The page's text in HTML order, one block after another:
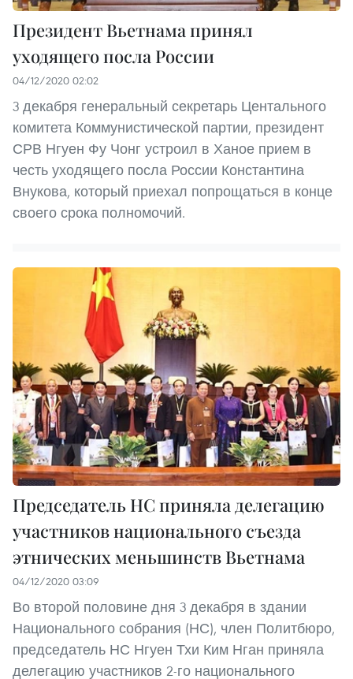
Президент Вьетнама принял
уходящего посла России
04/12/2020 02:02
3 декабря генеральный секретарь Центального
комитета Коммунистической партии, президент
СРВ Нгуен Фу Чонг устроил в Ханое прием в
честь уходящего посла России Константина
Внукова, который приехал попрощаться в конце
своего срока полномочий.
Председатель НС приняла делегацию
участников национального съезда
этнических меньшинств Вьетнама
04/12/2020 03:09
Во второй половине дня 3 декабря в здании
Национального собрания (НС), член Политбюро,
председатель НС Нгуен Тхи Ким Нган приняла
делегацию участников 2-го национального